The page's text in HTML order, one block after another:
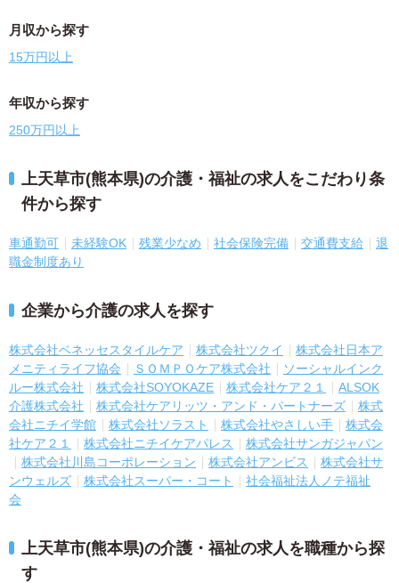
月収から探す
15万円以上
年収から探す
250万円以上
上天草市(熊本県)の介護・福祉の求人をこだわり条
件から探す
車通勤可 未経験OK 残業少なめ 社会保険完備 交通費支給
退
職金制度あり
企業から介護の求人を探す
株式会社ベネッセスタイルケア 株式会社ツクイ
株式会社日本ア
メニティライフ協会
ＳＯＭＰＯケア株式会社
ソーシャルインク
ルー株式会社
株式会社SOYOKAZE 株式会社ケア２１
ALSOK
介護株式会社
株式会社ケアリッツ・アンド・パートナーズ
株式
会社ニチイ学館
株式会社ソラスト 株式会社やさしい手
株式会
社ケア２１
株式会社ニチイケアパレス
株式会社サンガジャパン
株式会社川島コーポレーション
株式会社アンビス
株式会社サ
ンウェルズ
株式会社スーパー・コート
社会福祉法人ノテ福祉
会
上天草市(熊本県)の介護・福祉の求人を職種から探
す